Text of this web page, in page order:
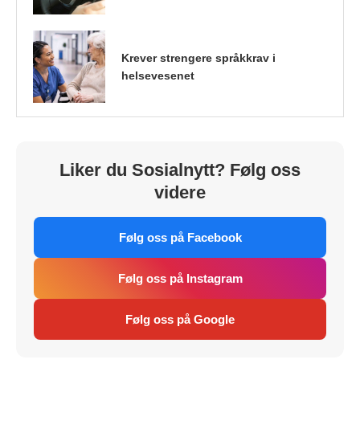
Krever strengere språkkrav i
helsevesenet
Liker du Sosialnytt? Følg oss
videre
Følg oss på Facebook
Følg oss på Instagram
Følg oss på Google